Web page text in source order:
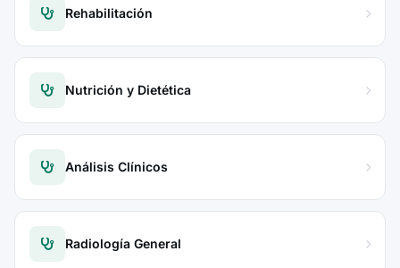
Rehabilitación
Nutrición y Dietética
Análisis Clínicos
Radiología General